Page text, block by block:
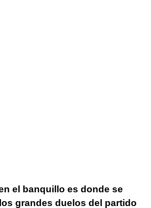
el banquillo es donde se
grandes duelos del partido